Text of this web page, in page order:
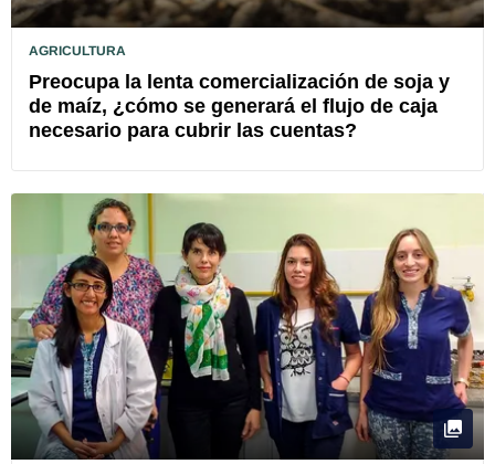
AGRICULTURA
Preocupa la lenta comercialización de soja y
de maíz, ¿cómo se generará el flujo de caja
necesario para cubrir las cuentas?